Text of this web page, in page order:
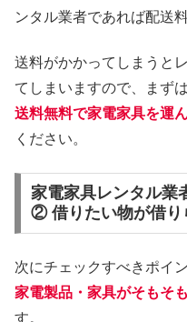
ンタル業者であれば配送
送料がかかってしまうと
てしまいますので、まず
送料無料で家電家具を運
ください。
家電家具レンタル業
② 借りたい物が借り
次にチェックすべきポイン
家電製品・家具がそもそ
す。